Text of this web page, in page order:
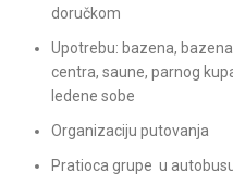
doručkom
Upotrebu: bazena,
centra, saune, parnog
ledene sobe
Organizaciju putovanja
Pratioca grupe u